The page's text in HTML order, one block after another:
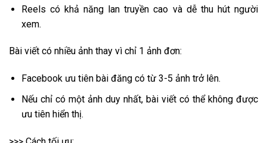
Reels có khả năng lan truyền cao và dễ thu hút người
xem.
Bài viết có nhiều ảnh thay vì chỉ 1 ảnh đơn:
Facebook ưu tiên bài đăng có từ 3-5 ảnh trở lên.
Nếu chỉ có một ảnh duy nhất, bài viết có thể không được
ưu tiên hiển thị.